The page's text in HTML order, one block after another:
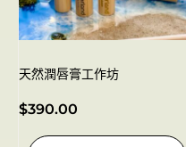
天然潤唇膏工作坊
$390.00